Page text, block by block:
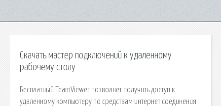
Скачать мастер подключений к удаленному
рабочему столу
Бесплатный TeamViewer позволяет получить доступ к
удаленному компьютеру по средствам интернет соединения